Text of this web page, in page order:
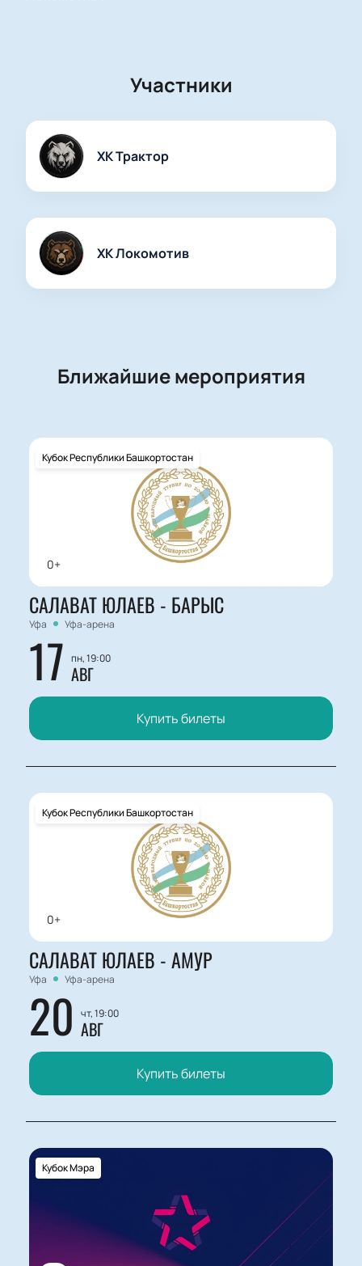
яркое открытие хоккейного события.
Участники
ХК Трактор
ХК Локомотив
Ближайшие мероприятия
0+
Кубок Республики Башкортостан
САЛАВАТ ЮЛАЕВ - БАРЫС
Уфа Уфа-арена
17 пн, 19:00
АВГ
Купить билеты
0+
Кубок Республики Башкортостан
САЛАВАТ ЮЛАЕВ - АМУР
Уфа Уфа-арена
20 чт, 19:00
АВГ
Купить билеты
Кубок Мэра